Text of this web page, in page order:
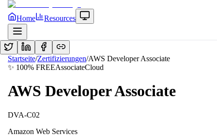
Home Resources
Startseite/Zertifizierungen/AWS Developer Associate
✨ 100% FREEAssociateCloud
AWS Developer Associate
DVA-C02
Amazon Web Services